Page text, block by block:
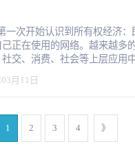
业的心态发生了转变，这正在
自由职业作为一种职业时，
极，高于 2021 年的 68%。 近四分
由职业者让他们更好地控制自
个溢出好处是自由职业者的
，这使他们能够作为照顾者
职业生涯满足感，但它也为专
误解全职工作是最稳定的职业
创新企业与产品，关注并实时
发布行业市值榜单和HR科技云
坛，表彰认可业内先进。
此外，Upwork在俄罗斯和白
）捐赠了100万美元，并
配计划，以向乌克兰人民提
。它预测2022年全年的收入在
资产管理公司。 2012 年，他联合创建了医疗服务机构 Doctor On Demand，融资 1.65 亿美元。2017 年，他联合创建了区块链资产管理公司 Cambrian Asset Management。Adam 也是 100 多家公司/项目的天使投资人，包括：Eco、Collective、以太坊、Bolt、Placer、Aktana、Skale Labs、Protocol Labs、JCTurbo、Apero Health、Rappive、MyTime、Automatic、Womply、Superhuman、Zenefits...... Braintrust 的联合创始人 Gabriel Luna-Ostaseski 曾创立面向初创企业的咨询公司 Upshift Partners，旨在为硅谷的技术公司提供发展和客户增长方面的咨询服务，其客户包括 humbtack、Uber、Lending Home、Metromile、Massdrop 等等。 Adam Jackson 和 Gabriel Luna-Ostaseski 创立 Braintrust 的背后是他们在 Web2 领域创业投资的深刻洞察。 过去 10 年间 Web2 领域诞生了一系列影响人们生活的创新公司，人们日常生活基本都围绕着这些平台展开，一个典型的生活场景是： 一位纽约居民昨晚在 DoorDash 上点了晚餐、前一天晚上打了一辆 Uber 回家，由于下周的出行所以提前在 Airbnb 上订房。 即便经历了近期的美股大跳水，它们的总价值仍高达数千亿美元： 但这些交易平台的商业模型同样存在挑战： 为了形成自己的网络效应，这些平台在其成长早期需要付出大量的成本来完成“获客、增长、留存”的不断循环。在这个过程中，市场竞争的加剧不仅抬升这部分成本，更可能让已经付出的巨大成本都“前功尽弃”，典型如 Uber 与 Lyft 之战。 当平台的供给无法完全满足需求时，平台也许会对供给的质量标准做出牺牲，而对于平台上的用户来说，除了离开平台，他们没有其他选择，例如亚马逊从全自营到引入第三方卖家。 从收益模式上，成功的交易平台（marketplace）最终不可避免地走向广告业务，广告几乎是被所有公司验证并采用的业务，但这严重影响了客户体验。 更重要的是，几乎所有的交易平台一旦意识到平台上的用户/参与者被充分锁定而不会轻易离开时，就会提高平台抽佣率以增加利润。 以上情境几乎会发生在每一个交易平台的发展过程中。 从用户公平以及平台可持续发展这两个角度，Adam 不认为 Web2 平台的高抽佣率收入模式是可持续的。 Web2 交易平台公司（产品）的很大一部分创新在于他们调动了社会化供给、为原有市场引入新的供需关系，市场规模也因为新的供需关系的加入而被抬升到了新量级：Airbnb 通过非酒店类型的住宿供给扩大了度假租赁的市场规模，出行市场的规模因为 Uber 的 “共享汽车”概念而不局限于出租车。 Adam 看来，大部分 Web2 平台的创新是对个人资源的货币化，但货币化的红利被平台“侵占”，助力平台成长的个人用户并没有获得自己应得的利益。 再来看抽佣率攀升这件事。 虽然用户侧的体验很差，从公司管理层角度，提高抽佣率并不是坏事，成功提高平台抽佣率是一个极其重要的积极业务信号。例如，Fiverr 在其最近的股东信中着重标明了其抽佣率相较上一年提升了 140%。 从平台的发展阶段来看，抽佣率的提升往往比业务真正站稳脚跟发生得更早，因为平台运营者们需要更早地向股东证明他们可以获得盈利。同时，在激烈的市场竞争中，平台不得不牺牲部分收益来提供一个较低的（但并不持续）的抽佣水平，所以提升抽拥水平的时间再次被提前。 a16z 的 Chris Dixon 在 Why decentralization matters 文章中提到，在中心化的交易平台上一定会发生的情形是： 一旦平台建立了自己的网络效应，并且他们很确定平台上的各方参与者：用户、服务供给方、甚至开发者都开始对平台产生依赖，那么平台就会选择从“吸引这部分人”转向“吸取这部分人群的价值”。 对提高抽佣率的一种正面解释是：提高抽佣率可以证明“交易平台的价值正在增加”。如果一个平台可以没有任何摩擦地、成功地将自己的抽佣率从 10% 提高到 20% ，那么证明他们的产品对用户来说变得更有价值了。 但是“没有任何摩擦”是一个十分关键的前置条件，一旦平台的抽佣率提高到超过平台用户所认为公平的水平，就会为平台走向衰落埋下种子。 Benchmark 合伙人 Bill Gurley 在《最佳平台定价策略》一文中阐述过一个十分经典的观点：平台在设定抽佣率时的短视是十分危险的，短期内提高抽佣率能获得利润增长的正反馈，但如果你想让自己的平台在长期保持优势，那么这一行为在战略上就是次优的，因为提高抽佣率可能会导致供需双方离开平台去寻找替代方案。 Gurley 的建议是，平台不应该持续提高向用户收取的费用，而应该想办法从那些试图从你那里获得更多用户的人手中赚取更多收益，比如广告。 某种程度上，Braintrust 的 Adam Jackson 和 Gurley 持有同样的观点，不论是从对用户公平的角度，还是平台持续发展的角度，Adam Jackson 都认为依赖抽佣对于平台发展来说是不利的，只不过他选择了 Web3 作为解决问题的工具。 03.Braintrust 如何运作对于 Braintrust 平台的企业或个人用户来说，是否了解区块链并不影响使用，任何人都可以参与到 Braintrust ，无论是职位发布、推荐人才还是投资、投票治理。总的来说，Braintrust 旨在解决传统招聘平台中存在的 3 个主要问题： 更公平的收费结构：Toptal、Upwork 和 Gigster 等招聘平台收取 30-60% 的高额费用，高额的抽佣比例增加了企业招聘成本的同时，也减少了自由职业者们的实际收入，这并不公平。 更优质的人才供给：Braintrust 专注于高级知识人才，所有用户都经过了点对点审核和 KYC 流程， 对于企业客户来说，Braintrust 将背调环节前置，为他们提供了一个经审查的、优质的“人才库”。而区块链技术显然也能够提供一个系统化的声誉存储和追踪工具，提高招聘质量，这个我们后文会展开。 利益错位：中心化的所有权结构造成了平台运营方和实际用户这两方在利益上的脱节，如果要长久地保持优势，就需要改变这种错位。 人才（talent）、雇主（Employer）和连接者（Connector）除了人才（Talent）和雇主（Employer）这两类人群，Braintrust 还引入了“连接者（Connector）”的角色，Braintrust 由这三个特定的利益相关者组成。每一位想要注册的用户都需要先通过平台的 KYC（用户身份审查），KYC 通过之后才可以成为平台成员。 从招聘业务链条上，连接者（Connector）可以看作是入驻平台的第三方猎头，可以是个人和组织，理论上，人才或雇主也可以同时担任连接者（Connector）的角色。雇主发布的职位信息除了显示在潜在人才（Talent）的信息流，也会被连接者（Connector ）们看到，当连接者通过定向推荐实现成功人岗匹配后，Braintrust 会以合同金额为基准，奖励给连接者们一定数量的平台代币 $BTRST。 “连接者”角色的引入维持了 Braintrust 平台的动态流动和增长：他们不断邀请新客户和知识工作者加入 Braintrust、协助招聘和匹配工作。“连接者”也可以看作是 Braintrust 的一种 Go-To-Market 策略，其他平台所使用的“用现金换增长”在 Braintrust 这里变成了代币方案，这是 Braintrust 可以长期保持 10% 低抽佣比例的重要原因。 企业雇主和人才之间的对接则遵循 Bid-Ask 流程。“Ask” 即企业雇主， 企业方提出他们需要的人才标准，比如技能、经验、地理位置、薪资等。合约自动将这些条件和平台上自由职业者的 “Bid” 去匹配，整个匹配过程全部由协议自动执行。 Braintrust 还允许雇主和人才双方在完成项目后相互评分，获得 5 星评分后即可得到代币奖励，除了作为收益，也可以看成是一种声誉认证在链上保存。 接下来，Brainturst 还将系统化地搭建自己的链上声誉系统。Web2 语境下，个人的工作历史、职业相关数据无法实现平台间互通，例如 Toptal 的资料无法在 Fiverr 中查询到，系统间的封闭让自由职业者无法拥有完整的声誉认证，但这些都可以通过区块链技术得到解决。 和竞争对手相比，Braintrust 除了更低的抽佣之外，还足够高效：根据平台公开的信息，Braintrust 的匹配算法保持了 80% 的匹配率，可以在职位发布后的前 24 小时内将客户（公司）连接到 4 到 7 名自由职业者，整个匹配过程平均用时 48 小时，作为对比，该雇主在其他平台上花费的时间是 2 周左右。 人才和企业之间的服务结算以当地法币进行，以避免 Token 支付的价格波动而影响收入。 早期，企业方以现金的方式支付给 Braintrust 合同金额的 10% 服务费用，这 10% 的现金作为“劳务费用”支付给协助搭建 Braintrust 的各个节点。在最近一次的社区治理投票后改为企业方先行给 Braintrust 的费用节点支付对应的法币，由节点负责从法币转换为 USDC，再转至 Braintrust 在公开市场上回购 $BRST 代币，从而保证基金库平衡。 $BTRST 和 Braintrust 的 DAO 化治理除了商业理念，Braintrust 自身的创立过程也让它本身更具社会实验的意味。现实世界中，并不存在一个名为 Braintrust Inc 的公司实体，整个 Braintrust 项目的构建主要由五个节点来完成： Freelance Labs HexOcean SnowFork Accelerated Labs Muses 上述几个组织帮助 Braintrust 完成了从协议、代币模型设计，到早期营销、处理付款及货币兑换等功能的搭建，还包括了与 Nike、NASA 和美国宇航局等公司建立合作所需的、从 BD 到合规材料的所有准备流程。作为 Braintrust 的早期贡献者，这些节点组织享有 19% 的代币。 Braintrust 共发行了 2.5 亿个 $BTRST 代币，其中 54% 被作为社区激励来维持 Braintrust DAO 的运转。$BTRST 不用于支付，主要用于 Braintrust 的治理和奖励。 1. 治理$BTRST 是 Braintrust 的治理代币，持有代币的人在 Vote 页面详细阐述提案，社区成员在 snapshot 上进行投
月11日
1 2 3 4 》